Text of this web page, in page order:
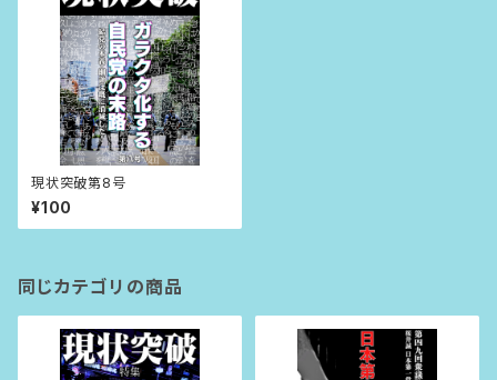
現状突破第8号
¥100
同じカテゴリの商品